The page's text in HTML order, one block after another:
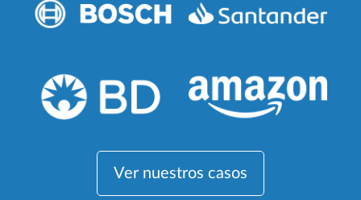
Ver nuestros casos